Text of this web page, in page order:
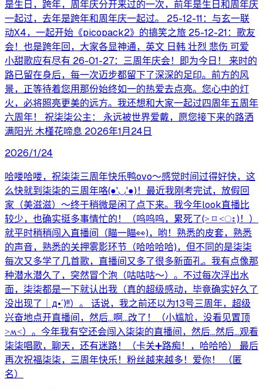
是生日，跨年，周年庆分开来过的一次，前年是生日和周年庆
一起过，去年是跨年和周年庆一起过。 25-12-11：与玄一联
动X4，一起开始《picopack2》的搞笑之旅 25-12-21：歌友
会！也是跨年回，大家各显神通，英文 日韩 壮烈 悲伤 可爱
小甜歌应有尽有 26-01-27：三周年庆会！即为今日！ 来时的
路已留在身后，每一次迈步都留下了深深的足印。前方的风
景，正等待着您用那份始终如一的热爱去点亮。您心中的灯
火，必将照亮更美的远方。我还想和大家一起过四周年五周年
六周年！ 祝柒柒公主： 永远被世界爱戴，愿您接下来的路洒
满阳光 木槿花啼息 2026年1月24日
2026/1/24
哈喽哈喽，祝柒柒三周年快乐鸭ovo～感觉时间过得好快，这
么快就到柒柒的三周年咯(●'◡'●)！最近我刚考完试，放假回
家（美滋滋）～终于稍微是闲了点下来。我今年look直播比
较少，也确实挺多事情忙的！（呜呜呜，累死了(˃ ⌑ ˂ഃ )！）
就平时稍稍闯入直播间（瞄一瞄👀)，哟！熟悉的皮套，熟悉
的声音，熟悉的关押雾影环节（哈哈哈哈)，但不同的是柒柒
每次又多学了几首歌，直播间又多了很多新面孔。我有点像那
种潜水潜久了，突然冒个泡（咕咕咕～）。不过每次浮出水
面，柒柒都是一下就认出我（真的超级感动，毕竟确实好久了
没出现了｜д•´)!!）。 话说，我之前还以为13号三周年，超级
兴奋地点开直播间，然后...啊...改了！（小尴尬，没看见置顶
˃ʍ˂）。今年我有空还会闯入柒柒的直播间，然后...然后...观看
柒柒唱歌，聊天，还有迷路！（卡关➕路痴！，哈哈哈） 最后
再次祝福柒柒，三周年快乐！粉丝越来越多！爱你！ （匿
名）